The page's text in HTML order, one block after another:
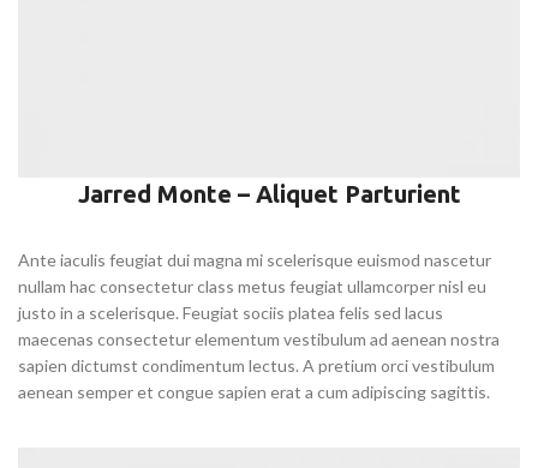
Jarred Monte – Aliquet Parturient
Ante iaculis feugiat dui magna mi scelerisque euismod nascetur
nullam hac consectetur class metus feugiat ullamcorper nisl eu
justo in a scelerisque. Feugiat sociis platea felis sed lacus
maecenas consectetur elementum vestibulum ad aenean nostra
sapien dictumst condimentum lectus. A pretium orci vestibulum
aenean semper et congue sapien erat a cum adipiscing sagittis.